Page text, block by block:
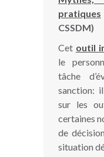
pratiques
CSSDM)
Cet outil
le
tâche
sanction:
sur les
certaines
de
situation